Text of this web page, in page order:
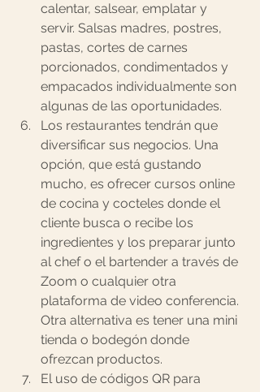
calentar, salsear, emplatar y
servir. Salsas madres, postres,
pastas, cortes de carnes
porcionados, condimentados y
empacados individualmente son
algunas de las oportunidades.
Los restaurantes tendrán que
diversificar sus negocios. Una
opción, que está gustando
mucho, es ofrecer cursos online
de cocina y cocteles donde el
cliente busca o recibe los
ingredientes y los preparar junto
al chef o el bartender a través de
Zoom o cualquier otra
plataforma de video conferencia.
Otra alternativa es tener una mini
tienda o bodegón donde
ofrezcan productos.
El uso de códigos QR para